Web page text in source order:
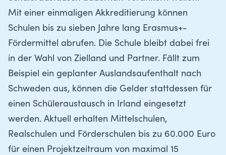
Mit einer einmaligen Akkreditierung können
Schulen bis zu sieben Jahre lang Erasmus+-
Fördermittel abrufen. Die Schule bleibt dabei frei
in der Wahl von Zielland und Partner. Fällt zum
Beispiel ein geplanter Auslandsaufenthalt nach
Schweden aus, können die Gelder stattdessen für
einen Schüleraustausch in Irland eingesetzt
werden. Aktuell erhalten Mittelschulen,
Realschulen und Förderschulen bis zu 60.000 Euro
für einen Projektzeitraum von maximal 15